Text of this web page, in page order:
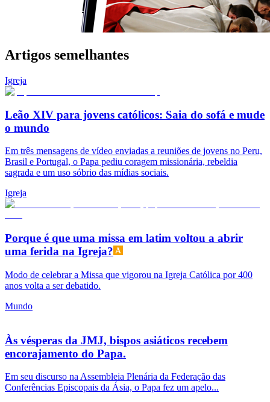
Artigos semelhantes
Igreja
Leão XIV para jovens católicos: Saia do sofá e mude
o mundo
Em três mensagens de vídeo enviadas a reuniões de jovens no Peru,
Brasil e Portugal, o Papa pediu coragem missionária, rebeldia
sagrada e um uso sóbrio das mídias sociais.
Igreja
Porque é que uma missa em latim voltou a abrir
uma ferida na Igreja?
Modo de celebrar a Missa que vigorou na Igreja Católica por 400
anos volta a ser debatido.
Mundo
Às vésperas da JMJ, bispos asiáticos recebem
encorajamento do Papa.
Em seu discurso na Assembleia Plenária da Federação das
Conferências Episcopais da Ásia, o Papa fez um apelo...